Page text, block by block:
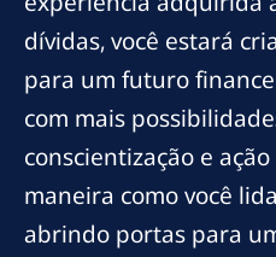
dívidas, você estará
para um futuro
com mais
conscientização e
maneira como você
abrindo portas para